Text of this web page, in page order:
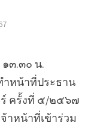
๓.๓๐ น.
หน้าที่ประธาน
ครั้งที่ ๕/๒๕๖๗
หน้าที่เข้าร่วม